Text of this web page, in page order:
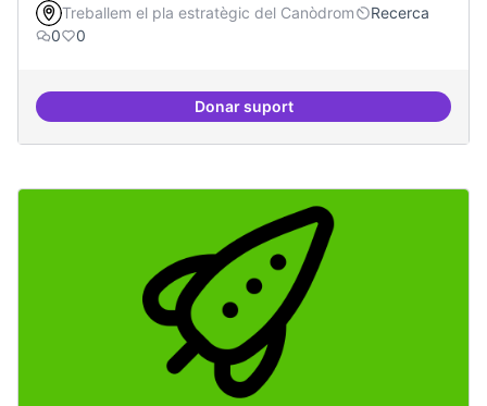
Treballem el pla estratègic del Canòdrom
Recerca
0
0
Donar suportImplementacions de solucions